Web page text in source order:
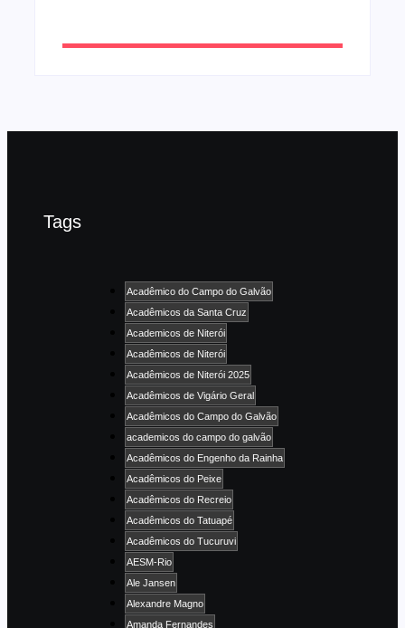
Tags
Acadêmico do Campo do Galvão
Acadêmicos da Santa Cruz
Academicos de Niterói
Acadêmicos de Niterói
Acadêmicos de Niterói 2025
Acadêmicos de Vigário Geral
Acadêmicos do Campo do Galvão
academicos do campo do galvão
Acadêmicos do Engenho da Rainha
Acadêmicos do Peixe
Acadêmicos do Recreio
Acadêmicos do Tatuapé
Acadêmicos do Tucuruvi
AESM-Rio
Ale Jansen
Alexandre Magno
Amanda Fernandes